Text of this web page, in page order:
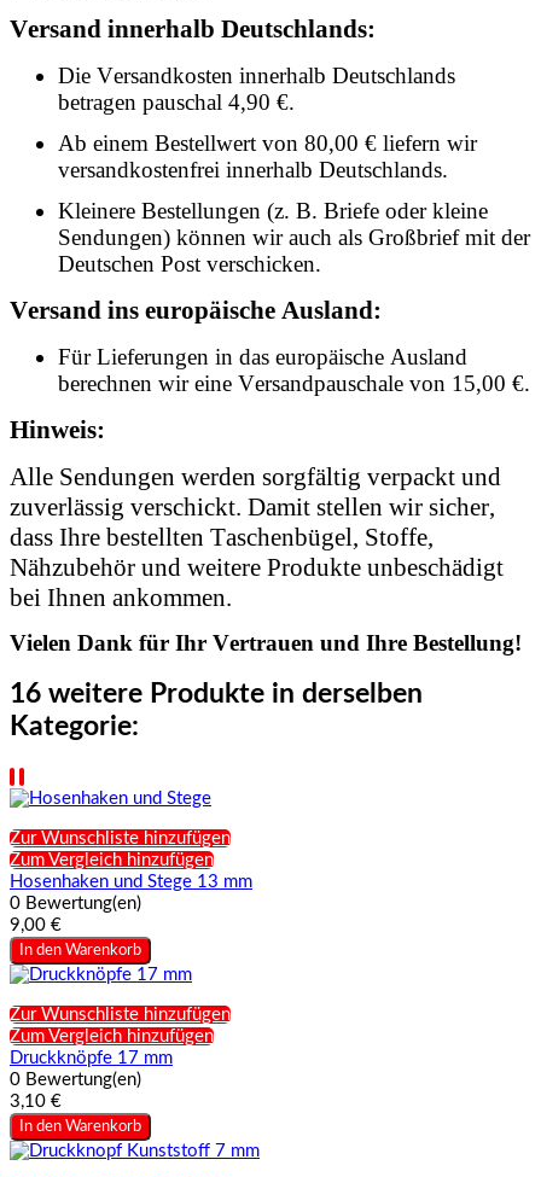
Versand innerhalb Deutschlands:
Die Versandkosten innerhalb Deutschlands
betragen pauschal 4,90 €.
Ab einem Bestellwert von 80,00 € liefern wir
versandkostenfrei innerhalb Deutschlands.
Kleinere Bestellungen (z. B. Briefe oder kleine
Sendungen) können wir auch als Großbrief mit der
Deutschen Post verschicken.
Versand ins europäische Ausland:
Für Lieferungen in das europäische Ausland
berechnen wir eine Versandpauschale von 15,00 €.
Hinweis:
Alle Sendungen werden sorgfältig verpackt und
zuverlässig verschickt. Damit stellen wir sicher,
dass Ihre bestellten Taschenbügel, Stoffe,
Nähzubehör und weitere Produkte unbeschädigt
bei Ihnen ankommen.
Vielen Dank für Ihr Vertrauen und Ihre Bestellung!
16 weitere Produkte in derselben
Kategorie:
Zur Wunschliste hinzufügen
Zum Vergleich hinzufügen
Hosenhaken und Stege 13 mm
0 Bewertung(en)
9,00 €
In den Warenkorb
Zur Wunschliste hinzufügen
Zum Vergleich hinzufügen
Druckknöpfe 17 mm
0 Bewertung(en)
3,10 €
In den Warenkorb